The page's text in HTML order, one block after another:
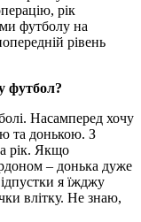
рік
футболу на
рівень
футбол?
Насамперед хочу
та донькою. З
рік. Якщо
– донька дуже
я їжджу
влітку. Не знаю,